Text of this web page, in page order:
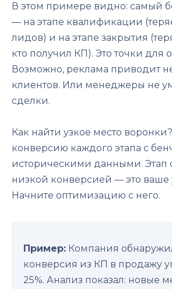
В этом примере видно: самый
— на этапе квалификации
лидов) и на этапе закрытия
кто получил КП). Это точки для
Возможно, реклама приводит
клиентов. Или менеджеры не
сделки.
Как найти узкое место
конверсию каждого этапа с
историческими данными. Этап
низкой конверсией — это ваше
Начните оптимизацию с него.
Пример: Компания
конверсия из КП в продажу
25%. Анализ показал: новые